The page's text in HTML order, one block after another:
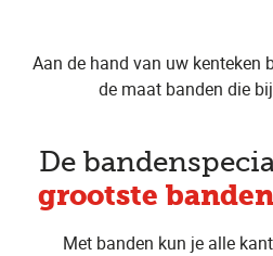
Aan de hand van uw kenteken
de maat banden die
De
grootste
Met banden kun je alle